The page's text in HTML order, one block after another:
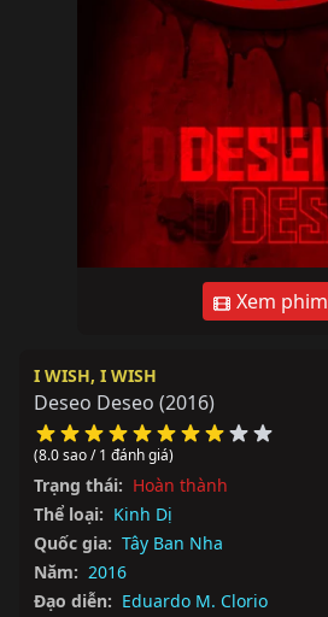
Xem phim
I WISH, I WISH
Deseo Deseo (2016)
(8.0 sao / 1 đánh giá)
Trạng thái: Hoàn thành
Thể loại: Kinh Dị
Quốc gia: Tây Ban Nha
Năm: 2016
Đạo diễn: Eduardo M. Clorio